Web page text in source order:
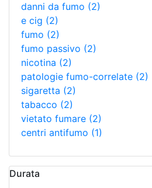
danni da fumo (2)
e cig (2)
fumo (2)
fumo passivo (2)
nicotina (2)
patologie fumo-correlate (2)
sigaretta (2)
tabacco (2)
vietato fumare (2)
centri antifumo (1)
Durata